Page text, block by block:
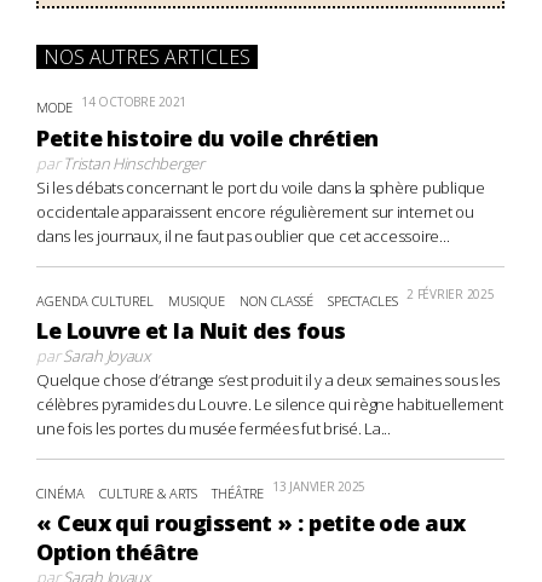
NOS AUTRES ARTICLES
MODE 14 OCTOBRE 2021
Petite histoire du voile chrétien
parTristan Hinschberger
Si les débats concernant le port du voile dans la sphère publique
occidentale apparaissent encore régulièrement sur internet ou
dans les journaux, il ne faut pas oublier que cet accessoire...
AGENDA CULTUREL MUSIQUE NON CLASSÉ SPECTACLES 2 FÉVRIER 2025
Le Louvre et la Nuit des fous
parSarah Joyaux
Quelque chose d’étrange s’est produit il y a deux semaines sous les
célèbres pyramides du Louvre. Le silence qui règne habituellement
une fois les portes du musée fermées fut brisé. La...
CINÉMA CULTURE & ARTS THÉÂTRE 13 JANVIER 2025
« Ceux qui rougissent » : petite ode aux
Option théâtre
parSarah Joyaux